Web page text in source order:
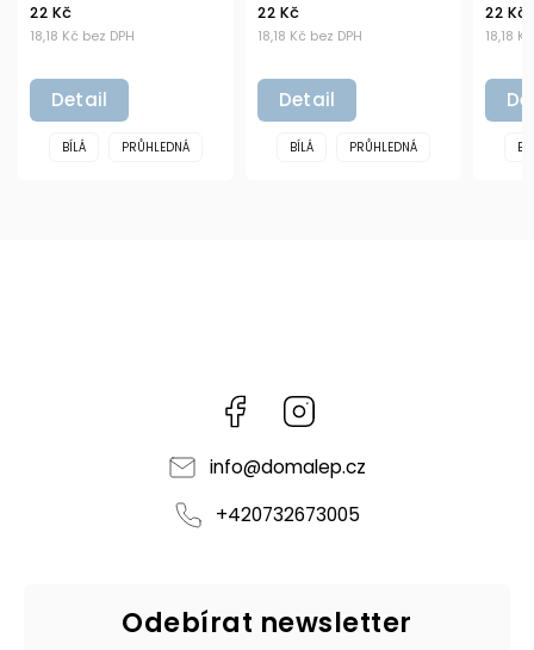
18,18 Kč bez DPH
BÍLÁ PRŮHLEDNÁ
18,18 Kč bez DPH
BÍLÁ PRŮHLEDNÁ
Facebook
info@domalep.cz
+420732673005
Odebírat newsletter